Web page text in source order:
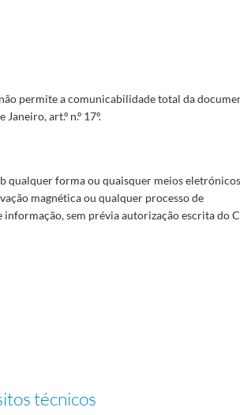
permite a comunicabilidade total da
art.º n.º 17º.
qualquer forma ou quaisquer meios
magnética ou qualquer processo de
informação, sem prévia autorização escrita do
técnicos